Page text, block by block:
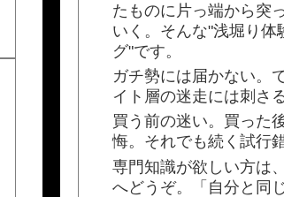
たものに片っ端から突
いく。そんな"浅堀り体
グ"です。
ガチ勢には届かない。
イト層の迷走には刺さる
買う前の迷い。買った
悔。それでも続く試行錯
専門知識が欲しい方は
へどうぞ。「自分と同